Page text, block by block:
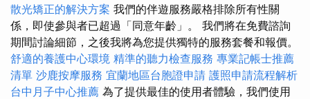
散光矯正的解決方案 我們的伴遊服務嚴格排除所有性關
係，即使參與者已超過「同意年齡」。 我們將在免費諮詢
期間討論細節，之後我將為您提供獨特的服務套餐和報價。
舒適的養護中心環境 精準的聽力檢查服務 專業記帳士推薦
清單 沙鹿按摩服務 宜蘭地區台胞證申請 護照申請流程解析
台中月子中心推薦 為了提供最佳的使用者體驗，我們使用